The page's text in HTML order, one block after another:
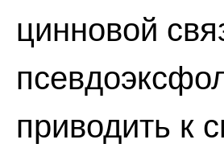
цинновой
приводить к